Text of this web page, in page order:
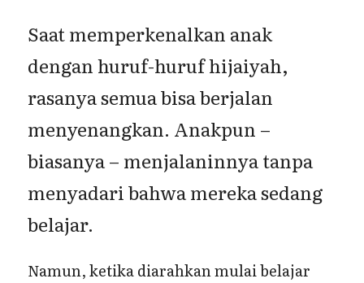
Saat memperkenalkan anak
dengan huruf-huruf hijaiyah,
rasanya semua bisa berjalan
menyenangkan. Anakpun –
biasanya – menjalaninnya tanpa
menyadari bahwa mereka sedang
belajar.
Namun, ketika diarahkan mulai belajar